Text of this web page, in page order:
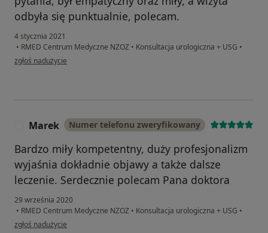
odbyła się punktualnie, polecam.
4 stycznia 2021
• RMED Centrum Medyczne NZOZ • Konsultacja urologiczna + USG •
w opinii użytkownika Edyta
zgłoś nadużycie
Marek Numer telefonu zweryfikowany
Bardzo miły kompetentny, duży profesjonalizm
wyjaśnia dokładnie objawy a także dalsze
leczenie. Serdecznie polecam Pana doktora
29 września 2020
• RMED Centrum Medyczne NZOZ • Konsultacja urologiczna + USG •
w opinii użytkownika Marek
zgłoś nadużycie